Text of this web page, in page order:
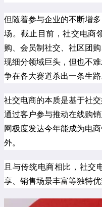
但随着参与企业的不断增
场。截止目前，社交电商
购、会员制社交、社区团
现细分领域巨头，但也不
争在各大赛道杀出一条生路
社交电商的本质是基于社
通过客户参与推动在线购
网极度发达今年能成为电
外。
且与传统电商相比，社交
享、销售场景丰富等独特优